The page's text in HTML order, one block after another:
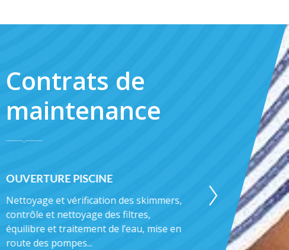
Contrats de
maintenance
OUVERTURE PISCINE
Nettoyage et vérification des skimmers,
contrôle et nettoyage des filtres,
équilibre et traitement de l’eau, mise en
route des pompes...
HIVERNAGE
Nettoyage de la
contrôle système
nettoyage filtre et